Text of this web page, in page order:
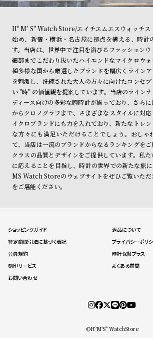
Hº M' S" Watch Store/エイチエムエスウォッチス
始め、新宿・横浜・名古屋に拠点を構える、時計
す。当店は、世界中で注目を浴びるファッションウ
細部までこだわり抜いたハイエンドなマイクロウ
種多様な国から厳選したブランドを幅広くライン
を刺激し、洗練された大人の方々に向けたコンセ
い "時" の価値観を提案しています。当店のライン
ディース向けの多彩な腕時計が揃っており、さら
からクロノグラフまで、さまざまなスタイルに対
イクロブランドにも力を入れており、新たなトレ
な方々にも満足いただけることでしょう。おしゃ
て、当店は一流のブランドからなるランキングを
クラスの品質とデザインをご提供しています。私
に応えることを目指し、時計の世界での新たな旅
MS Watch Storeのウェブサイトをぜひご覧いただ
をご堪能ください。
ショッピングガイド
返品について
特定商取引法に基づく表記
プライバシーポリ
会員規約
時計保証プラス
刻印サービス
よくある質問
お問い合わせ
©HºM'S" WatchStore